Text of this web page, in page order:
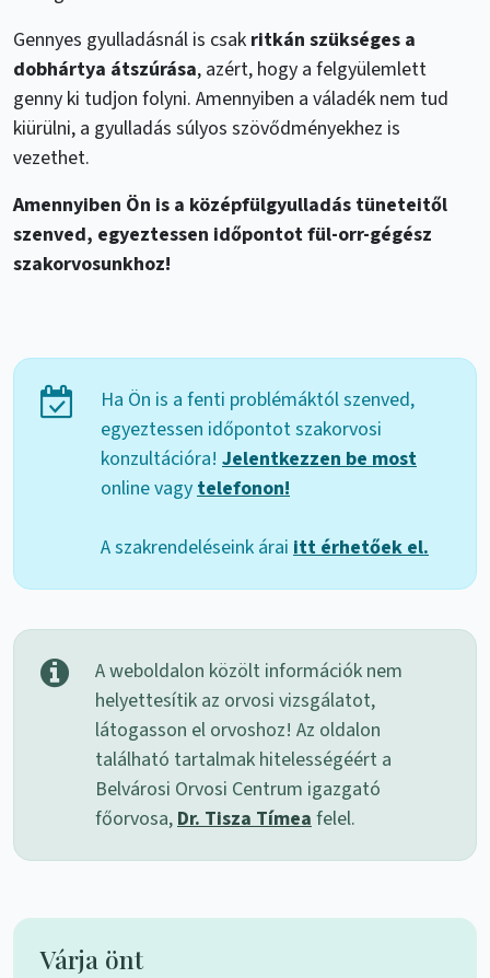
Gennyes gyulladásnál is csak ritkán szükséges a
dobhártya átszúrása, azért, hogy a felgyülemlett
genny ki tudjon folyni. Amennyiben a váladék nem tud
kiürülni, a gyulladás súlyos szövődményekhez is
vezethet.
Amennyiben Ön is a középfülgyulladás tüneteitől
szenved, egyeztessen időpontot fül-orr-gégész
szakorvosunkhoz!
Ha Ön is a fenti problémáktól szenved,
egyeztessen időpontot szakorvosi
konzultációra! Jelentkezzen be most
online vagy telefonon!
A szakrendeléseink árai itt érhetőek el.
A weboldalon közölt információk nem
helyettesítik az orvosi vizsgálatot,
látogasson el orvoshoz! Az oldalon
található tartalmak hitelességéért a
Belvárosi Orvosi Centrum igazgató
főorvosa, Dr. Tisza Tímea felel.
Várja önt